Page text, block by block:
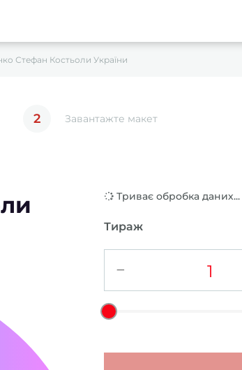
Стефан Костьоли України
2 Завантажте макет
Триває обробка даних...
Тираж
−